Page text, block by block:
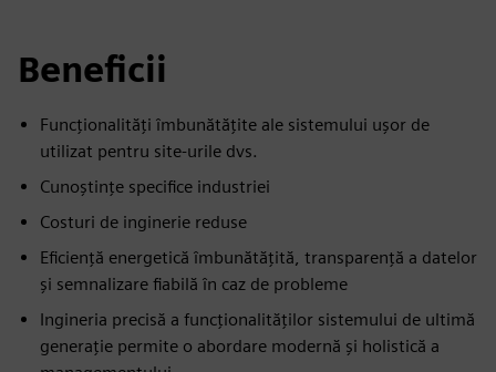
Beneficii
Funcționalități îmbunătățite ale sistemului ușor de
utilizat pentru site-urile dvs.
Cunoștințe specifice industriei
Costuri de inginerie reduse
Eficiență energetică îmbunătățită, transparență a datelor
și semnalizare fiabilă în caz de probleme
Ingineria precisă a funcționalităților sistemului de ultimă
generație permite o abordare modernă și holistică a